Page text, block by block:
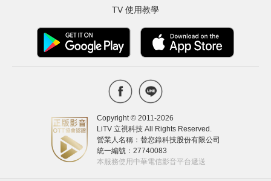
TV 使用教學
Copyright © 2011-2026
LiTV 立視科技 All Rights Reserved.
營業人名稱：替您錄科技股份有限公司
統一編號：27740083
本服務使用中華電信影音平台遞送